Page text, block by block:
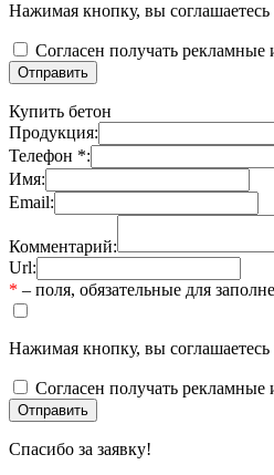
Нажимая кнопку, вы
Согласен получать
Купить бетон
Продукция:
Телефон *:
Имя:
Email:
Комментарий:
Url:
* – поля, обязательные для
Нажимая кнопку, вы
Согласен получать
Спасибо за заявку!